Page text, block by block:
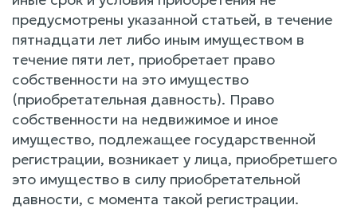
предусмотрены указанной статьей, в течение
пятнадцати лет либо иным имуществом в
течение пяти лет, приобретает право
собственности на это имущество
(приобретательная давность). Право
собственности на недвижимое и иное
имущество, подлежащее государственной
регистрации, возникает у лица, приобретшего
это имущество в силу приобретательной
давности, с момента такой регистрации.